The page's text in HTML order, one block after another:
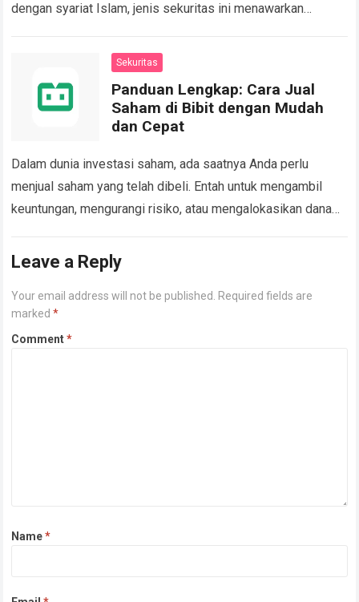
dengan syariat Islam, jenis sekuritas ini menawarkan
Sekuritas
Panduan Lengkap: Cara Jual
Saham di Bibit dengan Mudah
dan Cepat
Dalam dunia investasi saham, ada saatnya Anda perlu
menjual saham yang telah dibeli. Entah untuk mengambil
keuntungan, mengurangi risiko, atau mengalokasikan dana
Leave a Reply
Your email address will not be published. Required fields are
marked*
Comment*
Name*